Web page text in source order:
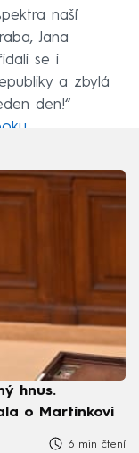
naší
Jana
se i
a zbylá
den!“
hnus.
o Martínkovi
6 min čtení